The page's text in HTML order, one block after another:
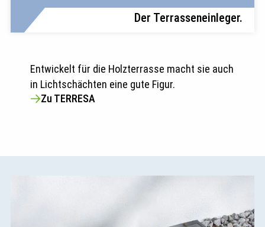
Der Terrasseneinleger.
Entwickelt für die Holzterrasse macht sie auch
in Lichtschächten eine gute Figur.
Zu TERRESA